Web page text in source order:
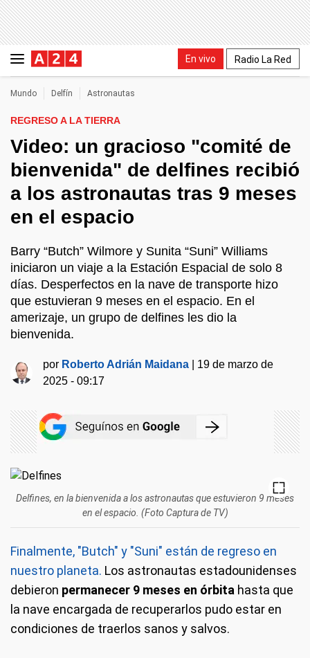
En vivo Radio La Red
Mundo Delfín Astronautas
REGRESO A LA TIERRA
Video: un gracioso "comité de
bienvenida" de delfines recibió
a los astronautas tras 9 meses
en el espacio
Barry “Butch” Wilmore y Sunita “Suni” Williams
iniciaron un viaje a la Estación Espacial de solo 8
días. Desperfectos en la nave de transporte hizo
que estuvieran 9 meses en el espacio. En el
amerizaje, un grupo de delfines les dio la
bienvenida.
por Roberto Adrián Maidana
19 de marzo de
2025 - 09:17
Delfines, en la bienvenida a los astronautas que estuvieron 9 meses
en el espacio. (Foto Captura de TV)
Finalmente, "Butch" y "Suni" están de regreso en
nuestro planeta. Los astronautas estadounidenses
debieron permanecer 9 meses en órbita hasta que
la nave encargada de recuperarlos pudo estar en
condiciones de traerlos sanos y salvos.